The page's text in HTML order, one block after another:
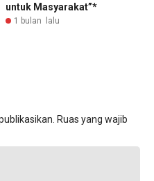
untuk Masyarakat”*
1 bulan lalu
Ruas yang wajib